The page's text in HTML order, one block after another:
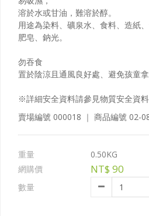
溶於水或甘油，難溶於醇。
用途為染料、礦泉水、食料、造紙
肥皂、鈉光。
勿吞食
置於陰涼且通風良好處、避免孩童
※詳細安全資料請參見物質安全資
賣場編號 000018 ｜ 商品編號 02-
重量
0.50KG
網購價
NT$ 90
數量